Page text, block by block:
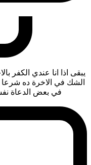
يبقى اذا انا عندي الكفر
الشك في الاخرة ده شرعا
في بعض الدعاة